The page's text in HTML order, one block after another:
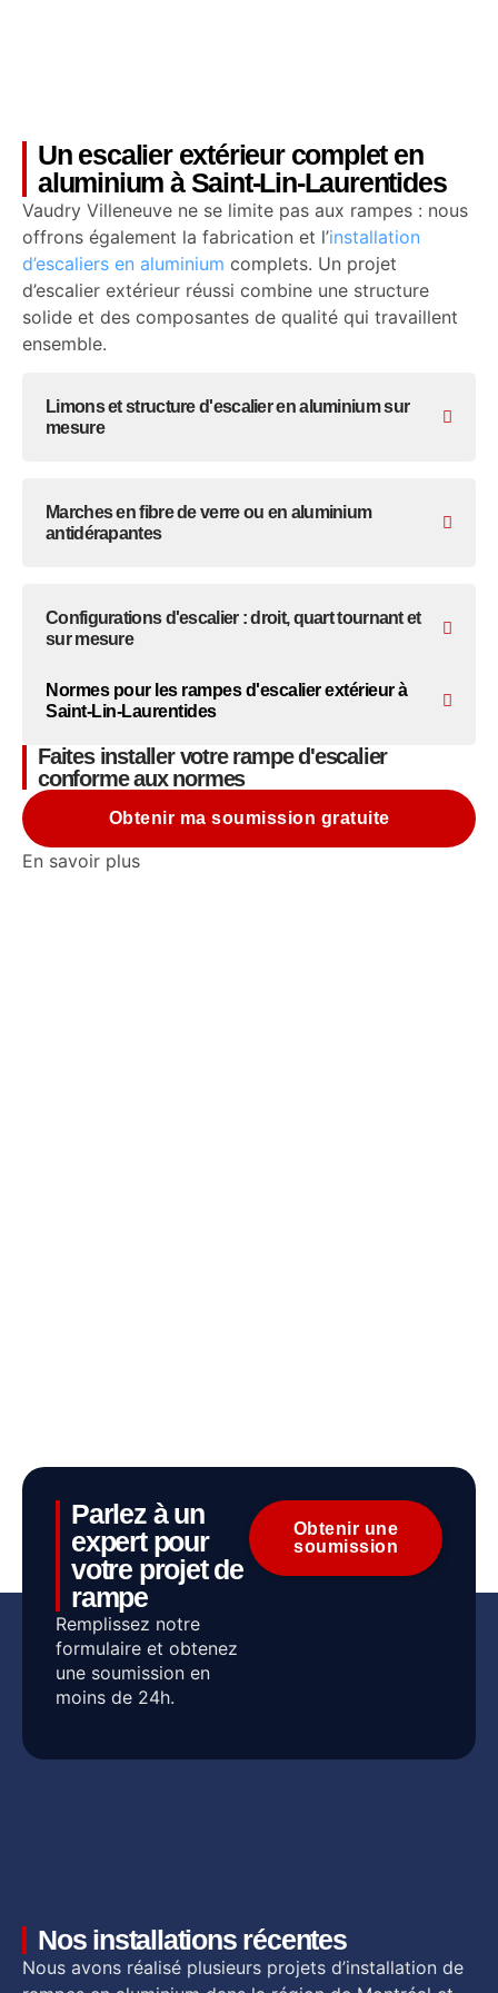
Un escalier extérieur complet en
aluminium à Saint-Lin-Laurentides
Vaudry Villeneuve ne se limite pas aux rampes : nous
offrons également la fabrication et l’installation
d’escaliers en aluminium complets. Un projet
d’escalier extérieur réussi combine une structure
solide et des composantes de qualité qui travaillent
ensemble.
Limons et structure d'escalier en aluminium sur
mesure
Marches en fibre de verre ou en aluminium
antidérapantes
Configurations d'escalier : droit, quart tournant et
sur mesure
Normes pour les rampes d'escalier extérieur à
Saint-Lin-Laurentides
Faites installer votre rampe d'escalier
conforme aux normes
Obtenir ma soumission gratuite
En savoir plus
Parlez à un
expert pour
votre projet de
rampe
Remplissez notre
formulaire et obtenez
une soumission en
moins de 24h.
Obtenir une
soumission
Nos installations récentes
Nous avons réalisé plusieurs projets d’installation de